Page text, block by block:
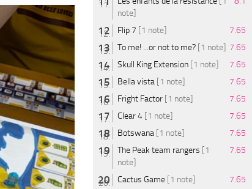
note]
Flip 7 [1 note]
7.65
To me! ...or not to me? [1 note]
7.65
Skull King Extension [1 note]
7.65
Bella vista [1 note]
7.65
Fright Factor [1 note]
7.65
Clear 4 [1 note]
7.65
Botswana [1 note]
7.65
The Peak team rangers [1
note]
7.65
Cactus Game [1 note] 7.65